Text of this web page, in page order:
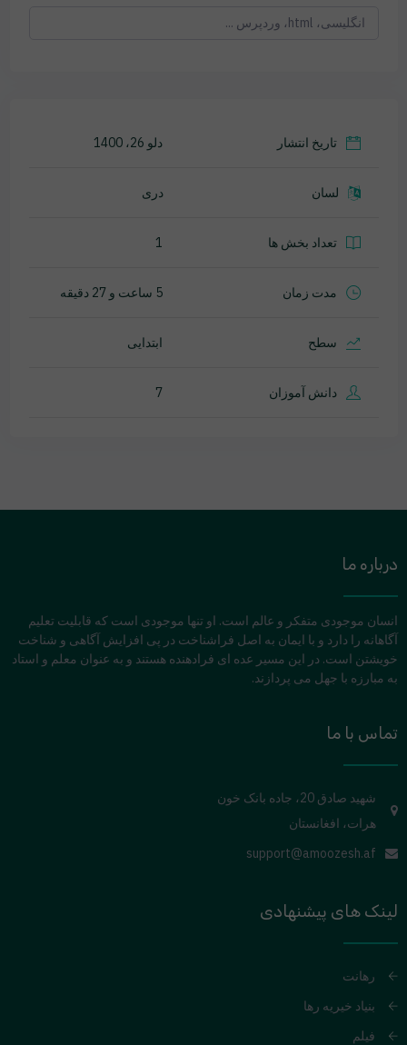
تاریخ انتشار دلو 26، 1400
لسان دری
تعداد بخش ها 1
مدت زمان 5 ساعت و 27 دقیقه
سطح ابتدایی
دانش آموزان 7
درباره ما
انسان موجودی متفکر و عالم است. او تنها موجودی است که قابلیت تعلیم
آگاهانه را دارد و با ایمان به اصل فراشناخت در پی افزایش آگاهی و شناخت
خویشتن است. در این مسیر عده ای فرادهنده هستند و به عنوان معلم و استاد
به مبارزه با جهل می پردازند.
تماس با ما
شهید صادق 20، جاده بانک خون
هرات، افغانستان
support@amoozesh.af
لینک های پیشنهادی
رهانت
بنیاد خیریه رها
فیلم